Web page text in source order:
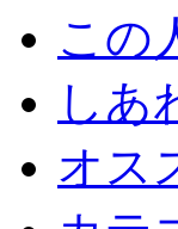
この
しあ
オス